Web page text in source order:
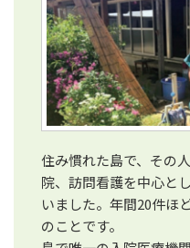
住み慣れた島で、その
院、訪問看護を中心と
いました。年間20件ほ
のことです。